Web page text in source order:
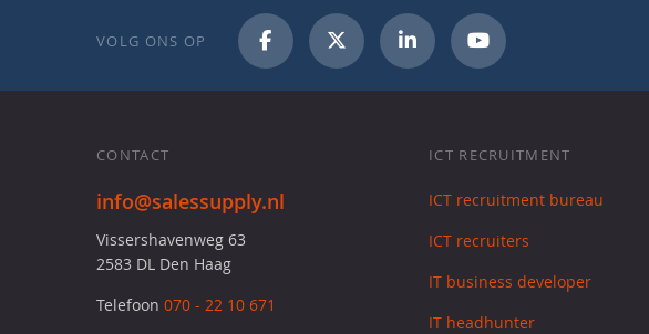
VOLG ONS OP
CONTACT
info@salessupply.nl
Vissershavenweg 63
2583 DL Den Haag
Telefoon 070 - 22 10 671
ICT RECRUITMENT
ICT recruitment bureau
ICT recruiters
IT business developer
IT headhunter